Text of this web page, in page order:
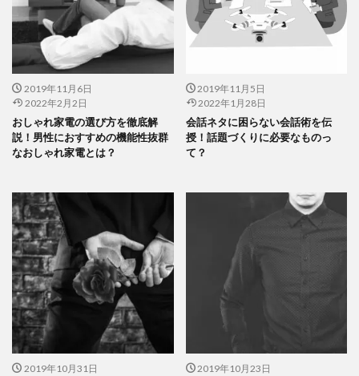
2019年11月6日
2022年2月2日
おしゃれ家電の選び方を徹底解
説！男性におすすめの機能性抜群
なおしゃれ家電とは？
2019年11月5日
2022年1月28日
会話ネタに困らない会話術を伝
授！話題づくりに必要なものっ
て？
2019年10月31日
2019年10月23日